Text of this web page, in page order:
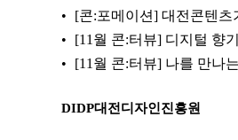
[콘:포메이션] 대전콘텐
[11월 콘:터뷰] 디지털 향
[11월 콘:터뷰] 나를 만나
DIDP대전디자인진흥원